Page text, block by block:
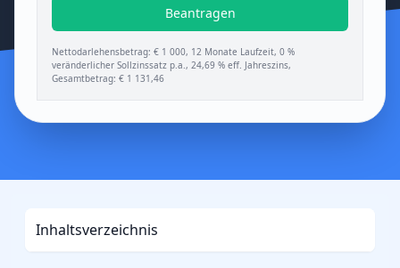
Beantragen
Nettodarlehensbetrag: € 1 000, 12 Monate Laufzeit, 0 %
veränderlicher Sollzinssatz p.a., 24,69 % eff. Jahreszins,
Gesamtbetrag: € 1 131,46
Inhaltsverzeichnis